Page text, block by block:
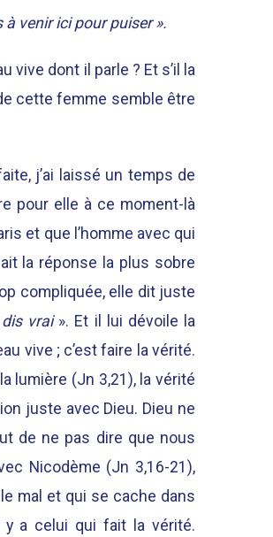
à venir ici pour puiser ».
vive dont il parle ? Et s’il la
cette femme semble être
j’ai laissé un temps de
pour elle à ce moment-là
et que l’homme avec qui
la réponse la plus sobre
compliquée, elle dit juste
vrai». Et il lui dévoile la
vive ; c’est faire la vérité.
lumière (Jn 3,21), la vérité
juste avec Dieu. Dieu ne
de ne pas dire que nous
Nicodème (Jn 3,16-21),
mal et qui se cache dans
y a celui qui fait la vérité.